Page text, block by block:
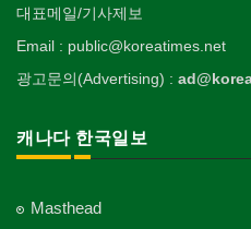
대표메일/기사제보
Email : public@koreatimes.net
광고문의(Advertising) :
캐나다 한국일보
Masthead